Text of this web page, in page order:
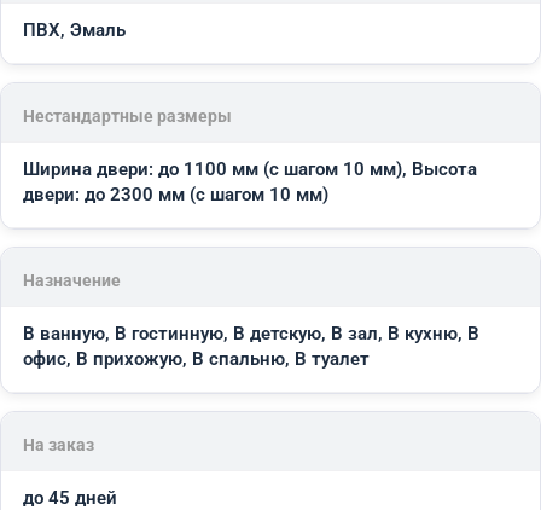
ПВХ, Эмаль
Нестандартные размеры
Ширина двери: до 1100 мм (с шагом 10 мм), Высота
двери: до 2300 мм (с шагом 10 мм)
Назначение
В ванную, В гостинную, В детскую, В зал, В кухню, В
офис, В прихожую, В спальню, В туалет
На заказ
до 45 дней